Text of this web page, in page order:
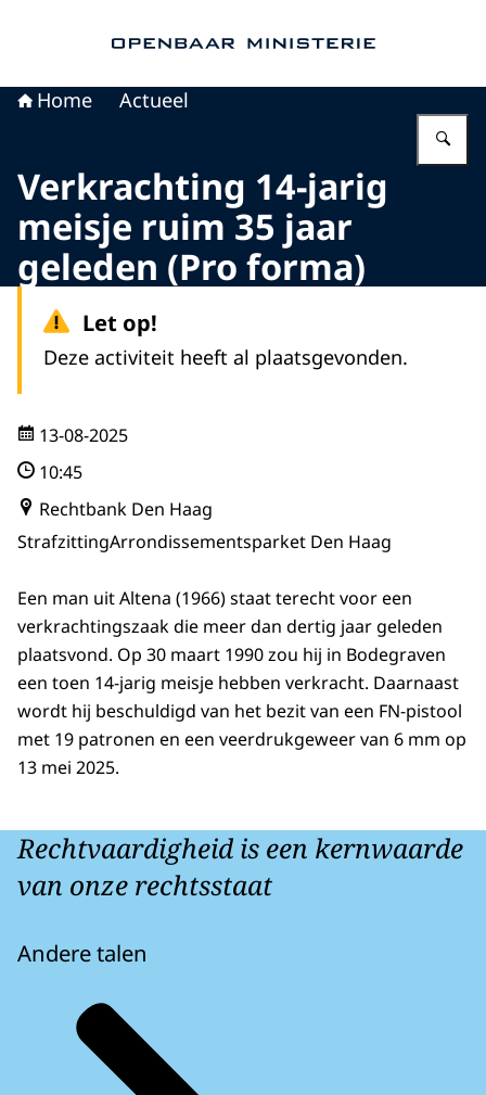
Home Actueel
Verkrachting 14-jarig
meisje ruim 35 jaar
geleden (Pro forma)
Let op!
Deze activiteit heeft al plaatsgevonden.
13-08-2025
10:45
Rechtbank Den Haag
StrafzittingArrondissementsparket Den Haag
Een man uit Altena (1966) staat terecht voor een
verkrachtingszaak die meer dan dertig jaar geleden
plaatsvond. Op 30 maart 1990 zou hij in Bodegraven
een toen 14-jarig meisje hebben verkracht. Daarnaast
wordt hij beschuldigd van het bezit van een FN-pistool
met 19 patronen en een veerdrukgeweer van 6 mm op
13 mei 2025.
Rechtvaardigheid is een kernwaarde
van onze rechtsstaat
Andere talen